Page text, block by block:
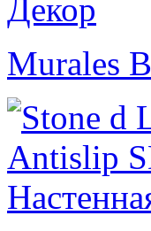
Murales B